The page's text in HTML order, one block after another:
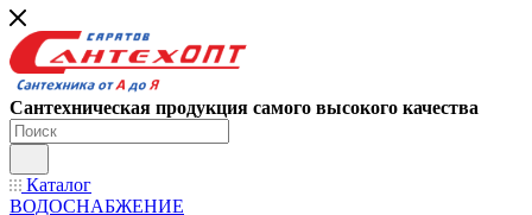
Сантехническая продукция самого высокого качества
Каталог
ВОДОСНАБЖЕНИЕ